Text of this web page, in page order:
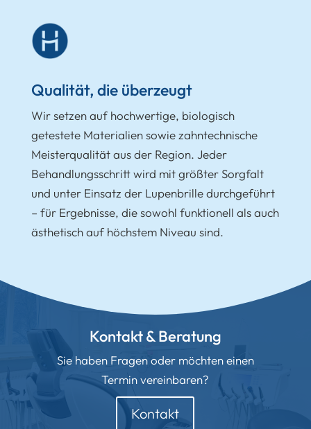
Qualität, die überzeugt
Wir setzen auf hochwertige, biologisch
getestete Materialien sowie zahntechnische
Meisterqualität aus der Region. Jeder
Behandlungsschritt wird mit größter Sorgfalt
und unter Einsatz der Lupenbrille durchgeführt
– für Ergebnisse, die sowohl funktionell als auch
ästhetisch auf höchstem Niveau sind.
Kontakt & Beratung
Sie haben Fragen oder möchten einen
Termin vereinbaren?
Kontakt